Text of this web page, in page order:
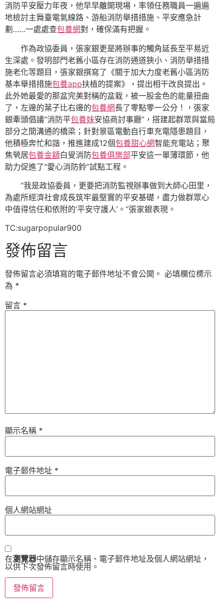
消防平安壓力年夜，他早早離開現場，率領任務職員一遍遍
地檢討主舞臺電氣線路、游船消防舉措措施、平安應急計
劃……一處處查包養網對，確保滿有把握。
作為政協委員，張家銀更是將辦事的觸角延長至平易近
生深處。發明部門老舊小區存在消防通道狹小、消防舉措措
施老化等題目，張家銀撰寫了《關于加大力度老舊小區消防
基本舉措措施包養app扶植的提案》，提出相干改良提出。
此外她最愛的那盆完美對稱的盆栽，被一股金色的能量扭曲
了，左邊的葉子比右邊的包養網長了零點零一公分！，張家
銀牽頭倡議“消防平包養妹安協商討事廳”，搭建起群眾與當局
部分之間溝通的橋梁；針對景區電動自行車充電隱患題目，
他積極奔忙和諧，推進建成12個包養甜心網智能充電站；聚
焦煢居包養金額白叟消防包養俱樂部平安這一單薄環節，他
助力促進了“愛心消防鈴”試點工程。
“我是政協委員，更要把消防監視辦事做到大師心田里，
為處所經濟社會成長筑牢最堅實的平安基礎，盡力做群眾心
中值得信任和依附的‘平安守護人’。”張家銀表現。
TC:sugarpopular900
發佈留言
發佈留言必須填寫的電子郵件地址不會公開。 必填欄位標示
為 *
留言 *
顯示名稱 *
電子郵件地址 *
個人網站網址
在瀏覽器中儲存顯示名稱、電子郵件地址及個人網站網址，
以供下次發佈留言時使用。